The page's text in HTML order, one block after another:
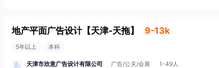
地产平面广告设计 【天津-天拖】 9-13k
5年以上 本科
天津市欣意广告设计有限公司 广告/公关/会展 1-49人